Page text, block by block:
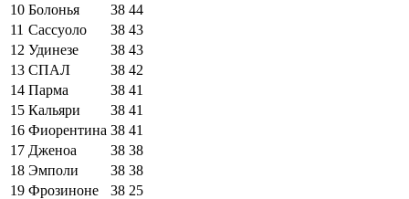
10 Болонья 38 44
11 Сассуоло 38 43
12 Удинезе 38 43
13 СПАЛ 38 42
14 Парма 38 41
15 Кальяри 38 41
16 Фиорентина 38 41
17 Дженоа 38 38
18 Эмполи 38 38
19 Фрозиноне 38 25